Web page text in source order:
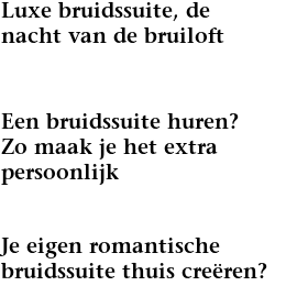
Luxe bruidssuite, de
nacht van de bruiloft
Een bruidssuite huren?
Zo maak je het extra
persoonlijk
Je eigen romantische
bruidssuite thuis creëren?